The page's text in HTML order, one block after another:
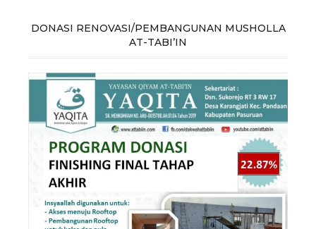
DONASI RENOVASI/PEMBANGUNAN MUSHOLLA
AT-TABI’IN